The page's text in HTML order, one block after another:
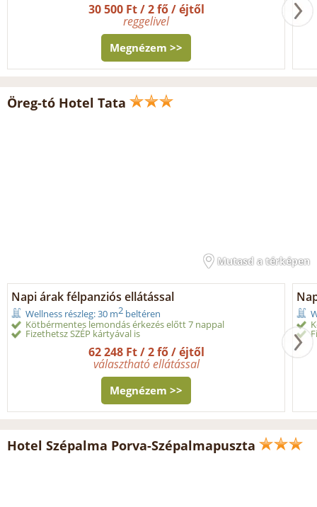
30 500 Ft / 2 fő / éjtől
reggelivel
Megnézem >>
Öreg-tó Hotel Tata
Mutasd a térképen
Napi árak félpanziós ellátással
Wellness részleg: 30 m2 beltéren
Kötbérmentes lemondás érkezés előtt 7 nappal
Fizethetsz SZÉP kártyával is
62 248 Ft / 2 fő / éjtől
választható ellátással
Megnézem >>
Hotel Szépalma Porva-Szépalmapuszta